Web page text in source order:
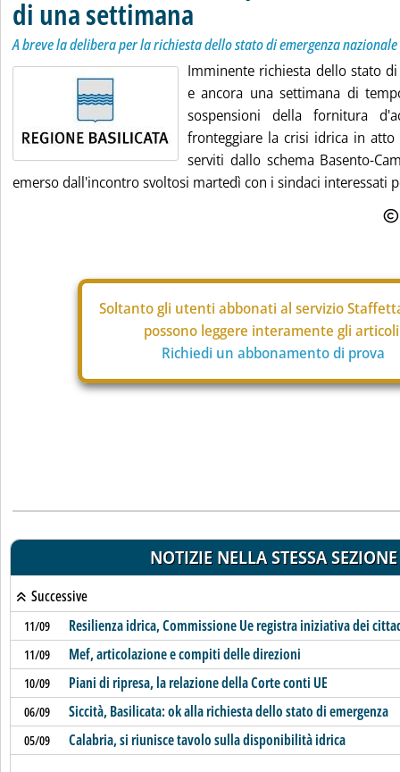
di una settimana
A breve la delibera per la richiesta dello stato di emergenza nazionale
Imminente richiesta dello stato
e ancora una settimana di
sospensioni della fornitura
fronteggiare la crisi idrica in
serviti dallo schema Basento-
emerso dall'incontro svoltosi martedì con i sindaci interessati
Soltanto gli utenti abbonati al servizio
possono leggere interamente gli
Richiedi un abbonamento di prova
NOTIZIE NELLA STESSA SEZIONE
Successive
11/09 Resilienza idrica, Commissione Ue registra iniziativa dei
11/09 Mef, articolazione e compiti delle direzioni
10/09 Piani di ripresa, la relazione della Corte conti UE
06/09 Siccità, Basilicata: ok alla richiesta dello stato di emergenza
05/09 Calabria, si riunisce tavolo sulla disponibilità idrica